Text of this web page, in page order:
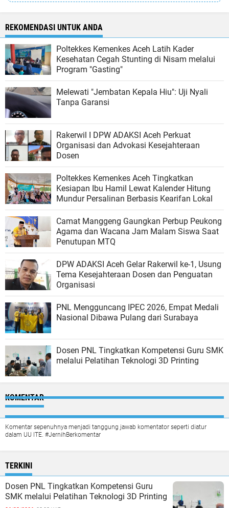
REKOMENDASI UNTUK ANDA
Poltekkes Kemenkes Aceh Latih Kader
Kesehatan Cegah Stunting di Nisam melalui
Program "Gasting"
Melewati "Jembatan Kepala Hiu": Uji Nyali
Tanpa Garansi
Rakerwil I DPW ADAKSI Aceh Perkuat
Organisasi dan Advokasi Kesejahteraan
Dosen
Poltekkes Kemenkes Aceh Tingkatkan
Kesiapan Ibu Hamil Lewat Kalender Hitung
Mundur Persalinan Berbasis Kearifan Lokal
Camat Manggeng Gaungkan Perbup Peukong
Agama dan Wacana Jam Malam Siswa Saat
Penutupan MTQ
DPW ADAKSI Aceh Gelar Rakerwil ke-1, Usung
Tema Kesejahteraan Dosen dan Penguatan
Organisasi
PNL Mengguncang IPEC 2026, Empat Medali
Nasional Dibawa Pulang dari Surabaya
Dosen PNL Tingkatkan Kompetensi Guru SMK
melalui Pelatihan Teknologi 3D Printing
KOMENTAR
Komentar sepenuhnya menjadi tanggung jawab komentator seperti diatur
dalam UU ITE. #JernihBerkomentar
TERKINI
Dosen PNL Tingkatkan Kompetensi Guru
SMK melalui Pelatihan Teknologi 3D Printing